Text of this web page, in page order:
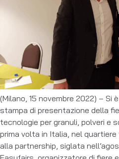
(Milano, 15 novembre 2022) – Si
stampa di presentazione della
tecnologie per granuli, polveri e
prima volta in Italia, nel
alla partnership, siglata